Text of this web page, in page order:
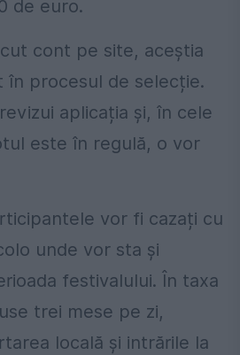
de euro.
cont pe site, aceștia
în procesul de selecție.
aplicația și, în cele
este în regulă, o vor
vor fi cazați cu
unde vor sta și
festivalului. În taxa
trei mese pe zi,
locală și intrările la